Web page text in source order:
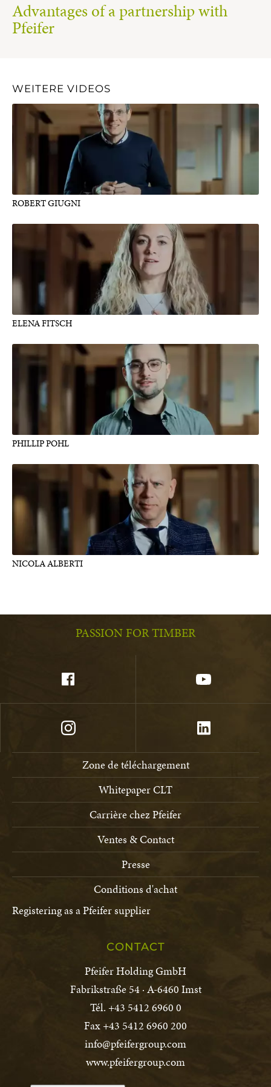
Advantages of a partnership with
Pfeifer
WEITERE VIDEOS
ROBERT GIUGNI
ELENA FITSCH
PHILLIP POHL
NICOLA ALBERTI
PASSION FOR TIMBER
Zone de téléchargement
Whitepaper CLT
Carrière chez Pfeifer
Ventes & Contact
Presse
Conditions d'achat
Registering as a Pfeifer supplier
CONTACT
Pfeifer Holding GmbH
Fabrikstraße 54 · A-6460 Imst
Tél. +43 5412 6960 0
Fax +43 5412 6960 200
info@pfeifergroup.com
www.pfeifergroup.com